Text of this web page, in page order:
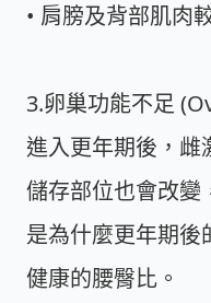
• 肩膀及背部肌肉
3.卵巢功能不足
進入更年期後，雌
儲存部位也會改變
是為什麼更年期後
健康的腰臀比。